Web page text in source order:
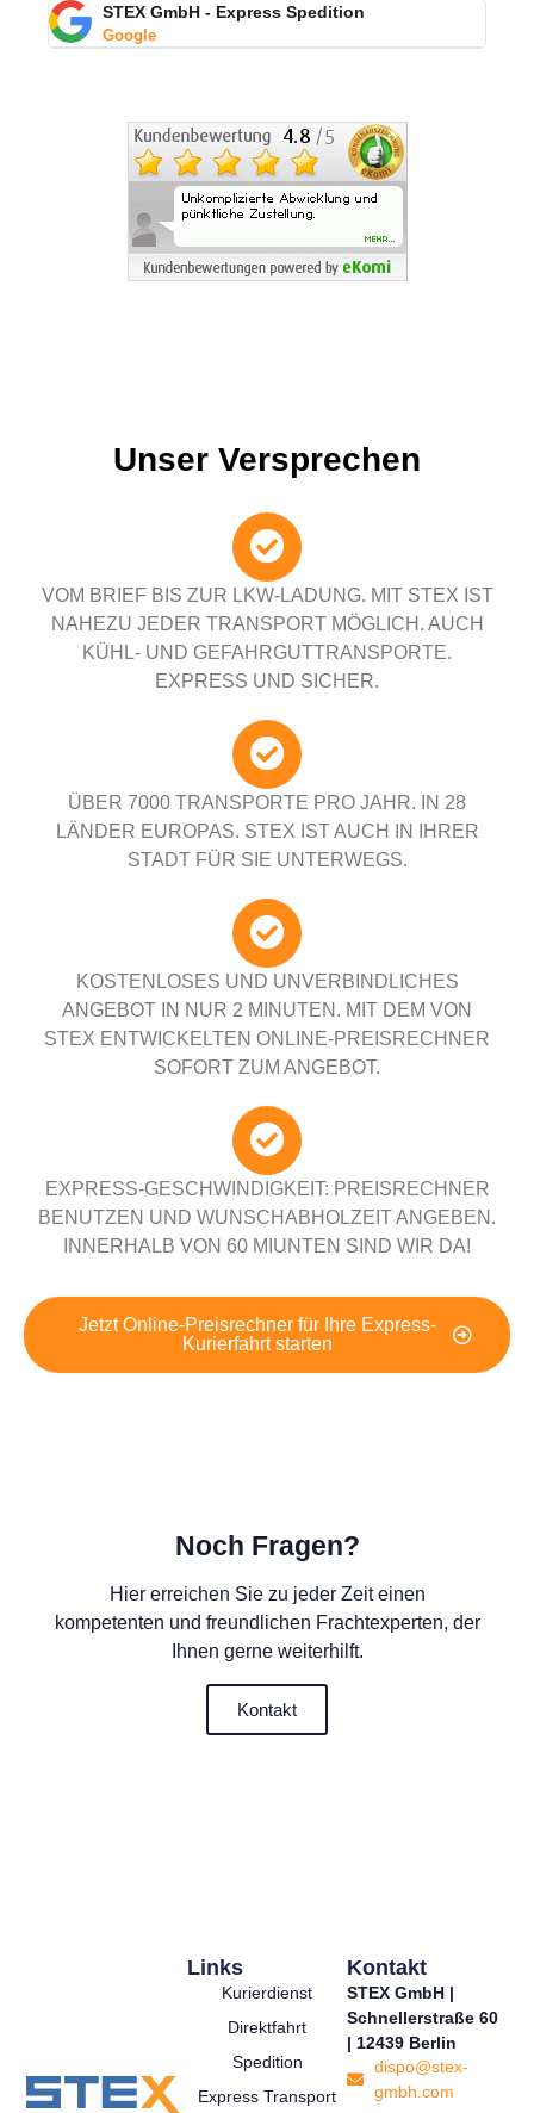
STEX GmbH - Express Spedition
Google
Unser Versprechen
VOM BRIEF BIS ZUR LKW-LADUNG. MIT STEX IST
NAHEZU JEDER TRANSPORT MÖGLICH. AUCH
KÜHL- UND GEFAHRGUTTRANSPORTE.
EXPRESS UND SICHER.
ÜBER 7000 TRANSPORTE PRO JAHR. IN 28
LÄNDER EUROPAS. STEX IST AUCH IN IHRER
STADT FÜR SIE UNTERWEGS.
KOSTENLOSES UND UNVERBINDLICHES
ANGEBOT IN NUR 2 MINUTEN. MIT DEM VON
STEX ENTWICKELTEN ONLINE-PREISRECHNER
SOFORT ZUM ANGEBOT.
EXPRESS-GESCHWINDIGKEIT: PREISRECHNER
BENUTZEN UND WUNSCHABHOLZEIT ANGEBEN.
INNERHALB VON 60 MIUNTEN SIND WIR DA!
Jetzt Online-Preisrechner für Ihre Express-
Kurierfahrt starten
Noch Fragen?
Hier erreichen Sie zu jeder Zeit einen
kompetenten und freundlichen Frachtexperten, der
Ihnen gerne weiterhilft.
Kontakt
Links
Kurierdienst
Direktfahrt
Spedition
Express Transport
Kontakt
STEX GmbH |
Schnellerstraße 60
| 12439 Berlin
dispo@stex-
gmbh.com